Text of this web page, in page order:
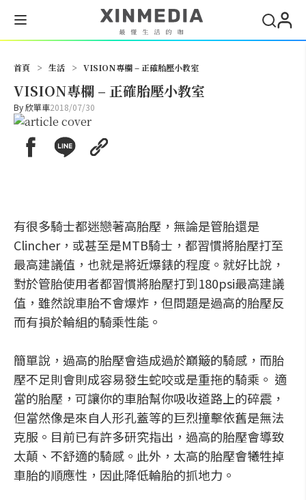
首頁 > 生活 > VISION專欄 – 正確胎壓小教室
VISION專欄 – 正確胎壓小教室
By欣單車2018/07/30
有很多騎士都迷戀著高胎壓，無論是管胎還是
Clincher，或甚至是MTB騎士，都習慣將胎壓打至
最高建議值，也就是將近爆錶的程度。就好比說，
對於管胎使用者都習慣將胎壓打到180psi最高建議
值，雖然說車胎不會爆炸，但問題是過高的胎壓反
而有損於輪組的騎乘性能。
簡單說，過高的胎壓會造成過於巔簸的騎感，而胎
壓不足則會則成容易發生蛇咬或是重拖的騎乘。 適
當的胎壓，可讓你的車胎幫你吸收道路上的碎震，
但當然像是來自人形孔蓋等的巨烈撞擊依舊是無法
克服。目前已有許多研究指出，過高的胎壓會導致
太顛、不舒適的騎感。此外，太高的胎壓會犧牲掉
車胎的順應性，因此降低輪胎的抓地力。